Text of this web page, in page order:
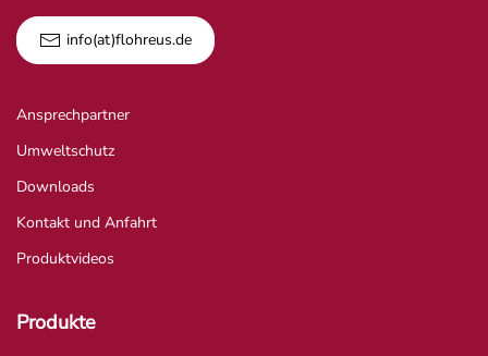
info(at)flohreus.de
Ansprechpartner
Umweltschutz
Downloads
Kontakt und Anfahrt
Produktvideos
Produkte